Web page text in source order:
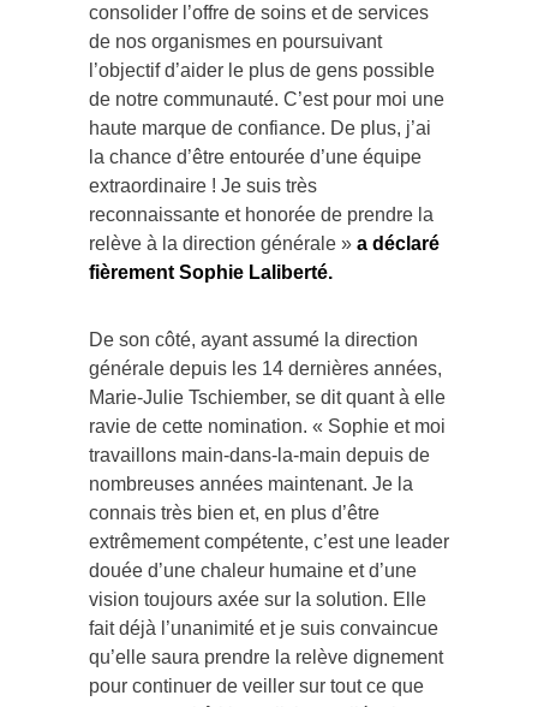
consolider l’offre de soins et de services
de nos organismes en poursuivant
l’objectif d’aider le plus de gens possible
de notre communauté. C’est pour moi une
haute marque de confiance. De plus, j’ai
la chance d’être entourée d’une équipe
extraordinaire ! Je suis très
reconnaissante et honorée de prendre la
relève à la direction générale » a déclaré
fièrement Sophie Laliberté.
De son côté, ayant assumé la direction
générale depuis les 14 dernières années,
Marie-Julie Tschiember, se dit quant à elle
ravie de cette nomination. « Sophie et moi
travaillons main-dans-la-main depuis de
nombreuses années maintenant. Je la
connais très bien et, en plus d’être
extrêmement compétente, c’est une leader
douée d’une chaleur humaine et d’une
vision toujours axée sur la solution. Elle
fait déjà l’unanimité et je suis convaincue
qu’elle saura prendre la relève dignement
pour continuer de veiller sur tout ce que